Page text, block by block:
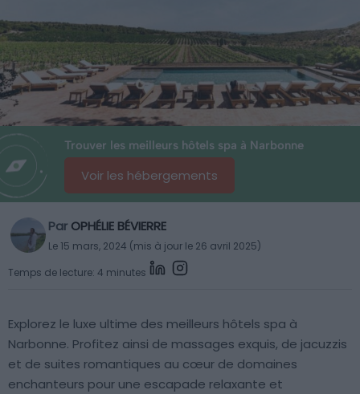
Trouver les meilleurs hôtels spa à Narbonne
Voir les hébergements
Par OPHÉLIE BÉVIERRE
Le 15 mars, 2024 (mis à jour le 26 avril 2025)
Temps de lecture: 4 minutes
Explorez le luxe ultime des meilleurs hôtels spa à
Narbonne. Profitez ainsi de massages exquis, de jacuzzis
et de suites romantiques au cœur de domaines
enchanteurs pour une escapade relaxante et